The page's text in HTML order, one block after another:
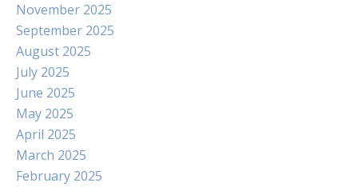
November 2025
September 2025
August 2025
July 2025
June 2025
May 2025
April 2025
March 2025
February 2025